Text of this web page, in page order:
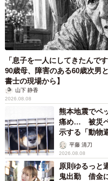
「息子を一人にしてきたん
90歳母、障害のある60歳次男
書士の現場から】
山下 静香
2026.08.08
熊本地震でペ
痛め… 被災ペ
示する「動物
平藤 清刀
2026.08.08
原則ゆるっと
鬼出勤 借金